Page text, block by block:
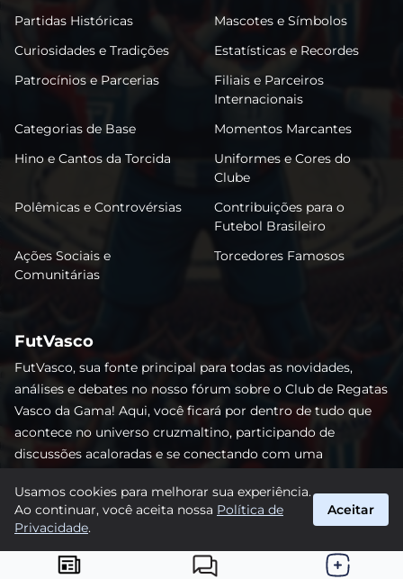
Partidas Históricas
Mascotes e Símbolos
Curiosidades e Tradições
Estatísticas e Recordes
Patrocínios e Parcerias
Filiais e Parceiros
Internacionais
Categorias de Base
Momentos Marcantes
Hino e Cantos da Torcida
Uniformes e Cores do
Clube
Polêmicas e Controvérsias
Contribuições para o
Futebol Brasileiro
Ações Sociais e
Comunitárias
Torcedores Famosos
FutVasco
FutVasco, sua fonte principal para todas as novidades,
análises e debates no nosso fórum sobre o Club de Regatas
Vasco da Gama! Aqui, você ficará por dentro de tudo que
acontece no universo cruzmaltino, participando de
discussões acaloradas e se conectando com uma
nenhum lance e acompanhe de perto o caminho do Vasco
rumo às vitórias! #Vasco #FutVasco
Usamos cookies para melhorar sua experiência.
Ao continuar, você aceita nossa Política de
Privacidade.
Aceitar